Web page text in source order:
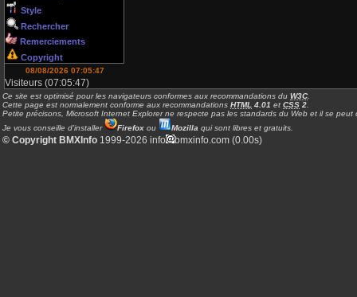
Style
Rechercher
Remerciements
Copyright
08/08/2026 07:05:47
Visiteurs (07:05:47)
Ce site est optimisé pour les navigateurs conformes aux recommandations du W3C.
Cette page est normalement conforme aux recommandations HTML 4.01 et CSS 2
Petite précisons, Microsoft Internet Explorer ne respecte pas les standards du Web et il se
Je vous conseille d'installer
Firefox ou Mozilla qui sont libres et gratuits.
© Copyright BMXInfo 1999-2026 info bmxinfo.com (0.00s)